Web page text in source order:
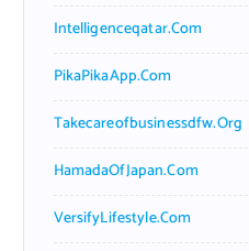
Intelligenceqatar.com
PikaPikaApp.com
Takecareofbusinessdfw.org
HamadaOfJapan.com
VersifyLifestyle.com